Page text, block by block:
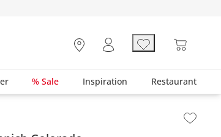
% Sale Inspiration Restaurant